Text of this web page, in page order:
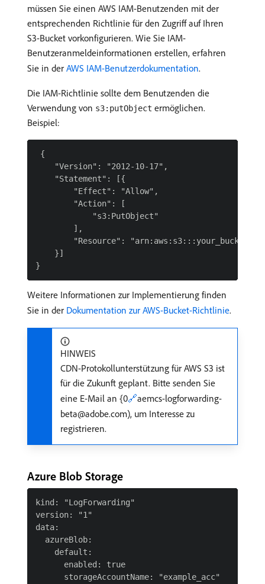
müssen Sie einen AWS IAM-Benutzenden mit der
entsprechenden Richtlinie für den Zugriff auf Ihren
S3-Bucket vorkonfigurieren. Wie Sie IAM-
Benutzeranmeldeinformationen erstellen, erfahren
Sie in der AWS IAM-Benutzerdokumentation.
Die IAM-Richtlinie sollte dem Benutzenden die
Verwendung von s3:putObject ermöglichen.
Beispiel:
{
    "Version": "2012-10-17",
    "Statement": [{
        "Effect": "Allow",
        "Action": [
            "s3:PutObject"
        ],
"Resource":
    }]
Weitere Informationen zur Implementierung finden
Sie in der Dokumentation zur AWS-Bucket-Richtlinie.
HINWEIS
CDN-Protokollunterstützung für AWS S3 ist
für die Zukunft geplant. Bitte senden Sie
eine E-Mail an {0🔗aemcs-logforwarding-
beta@adobe.com), um Interesse zu
registrieren.
Azure Blob Storage
kind: "LogForwarding"
version: "1"
data:
  azureBlob:
    default:
      enabled: true
      storageAccountName: "example_acc"